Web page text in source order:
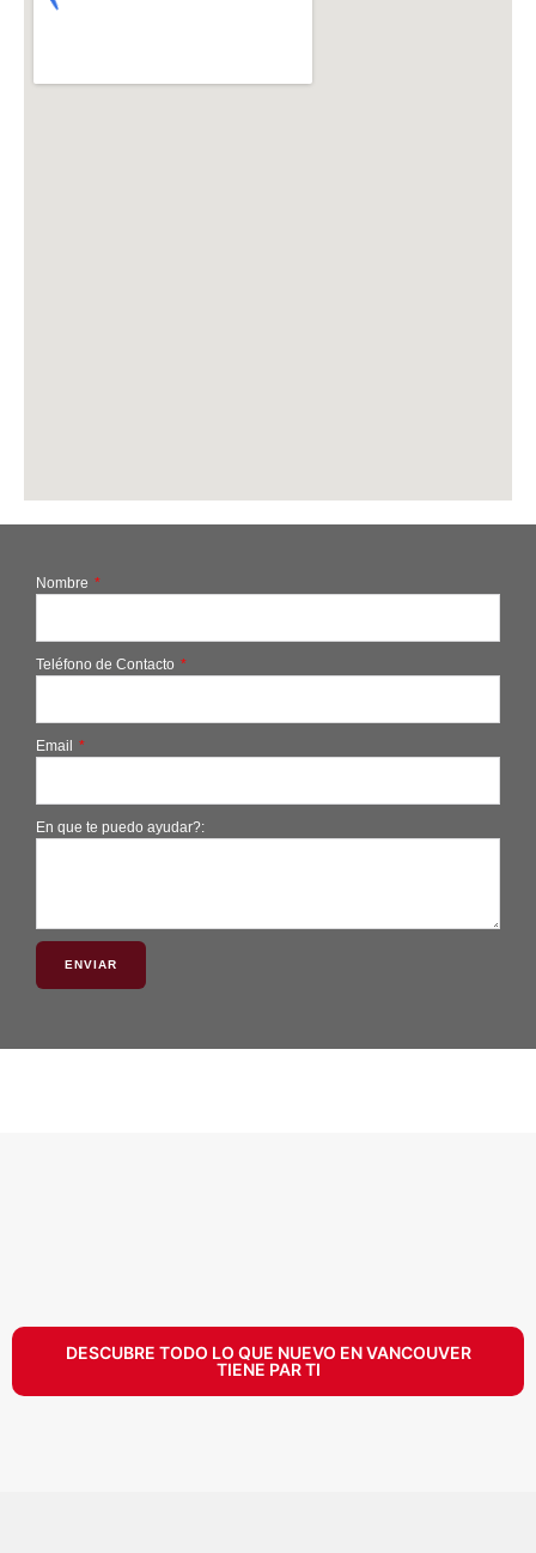
Nombre
Teléfono de Contacto
Email
En que te puedo ayudar?:
ENVIAR
DESCUBRE TODO LO QUE NUEVO EN VANCOUVER
TIENE PAR TI